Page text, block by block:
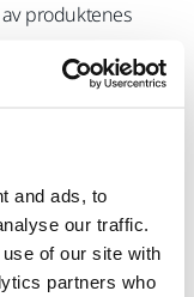
and ads, to
our traffic.
of our site with
partners who
produktenes
som er utviklet i
samt
og ett
på